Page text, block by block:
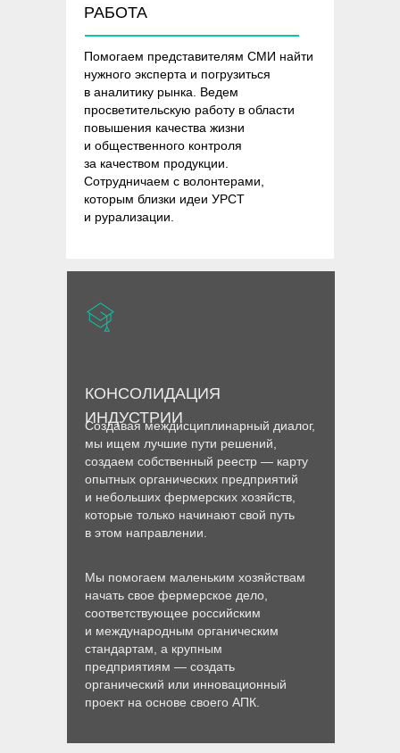
РАБОТА
Помогаем представителям СМИ найти
нужного эксперта и погрузиться
в аналитику рынка. Ведем
просветительскую работу в области
повышения качества жизни
и общественного контроля
за качеством продукции.
Сотрудничаем с волонтерами,
которым близки идеи УРСТ
и рурализации.
КОНСОЛИДАЦИЯ
ИНДУСТРИИ
Создавая междисциплинарный диалог,
мы ищем лучшие пути решений,
создаем собственный реестр — карту
опытных органических предприятий
и небольших фермерских хозяйств,
которые только начинают свой путь
в этом направлении.
Мы помогаем маленьким хозяйствам
начать свое фермерское дело,
соответствующее российским
и международным органическим
стандартам, а крупным
предприятиям — создать
органический или инновационный
проект на основе своего АПК.